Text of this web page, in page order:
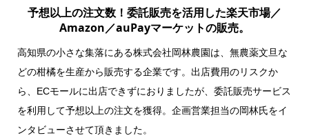
予想以上の注文数！委託販売を活用した楽天市場／
Amazon／auPayマーケットの販売。
高知県の小さな集落にある株式会社岡林農園は、無農薬文旦な
どの柑橘を生産から販売する企業です。出店費用のリスクか
ら、ECモールに出店できずにおりましたが、委託販売サービス
を利用して予想以上の注文を獲得。企画営業担当の岡林氏をイ
ンタビューさせて頂きました。